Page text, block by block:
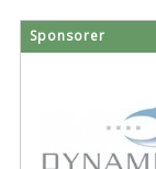
Sponsorer